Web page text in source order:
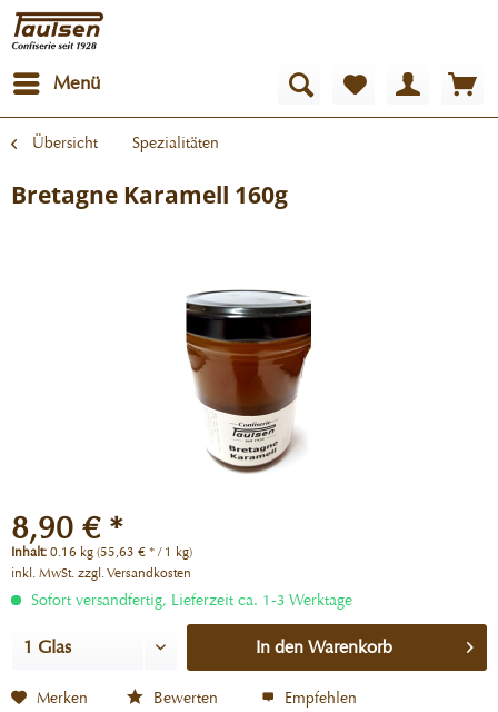
Menü
Übersicht Spezialitäten
Bretagne Karamell 160g
8,90 € *
Inhalt: 0.16 kg (55,63 € * / 1 kg)
inkl. MwSt. zzgl. Versandkosten
Sofort versandfertig, Lieferzeit ca. 1-3 Werktage
In den Warenkorb
Merken Bewerten Empfehlen